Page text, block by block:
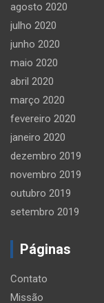
agosto 2020
julho 2020
junho 2020
maio 2020
abril 2020
março 2020
fevereiro 2020
janeiro 2020
dezembro 2019
novembro 2019
outubro 2019
setembro 2019
Páginas
Contato
Missão